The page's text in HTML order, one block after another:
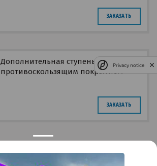
ЗАКАЗАТЬ
Дополнительная ступень с
противоскользящим покрытием
ЗАКАЗАТЬ
Privacy notice